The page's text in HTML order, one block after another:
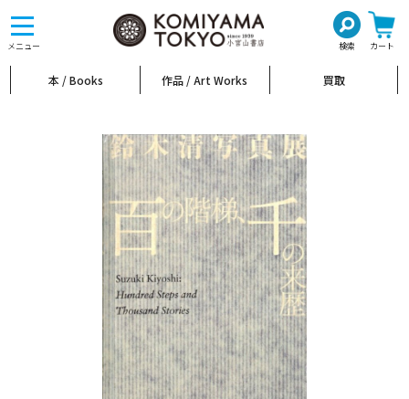
メニュー 検索 カート
toggle
navigation
本 / Books 作品 / Art Works 買取